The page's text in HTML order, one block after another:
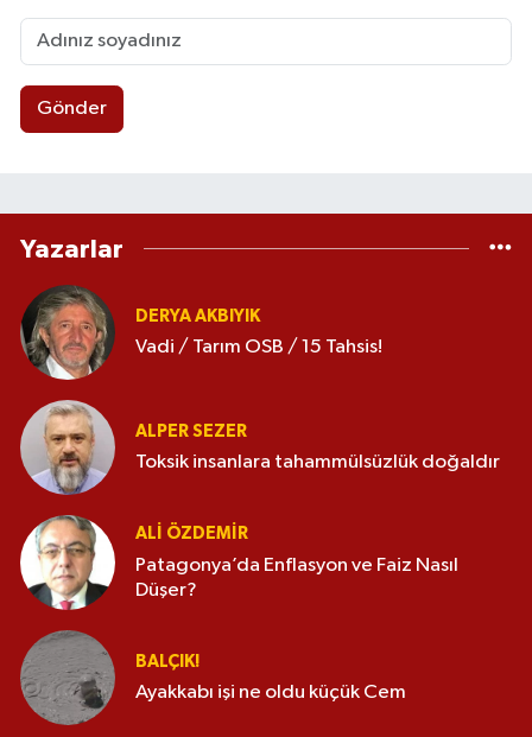
Gönder
Yazarlar
DERYA AKBIYIK
Vadi / Tarım OSB / 15 Tahsis!
ALPER SEZER
Toksik insanlara tahammülsüzlük doğaldır
ALI ÖZDEMIR
Patagonya’da Enflasyon ve Faiz Nasıl
Düşer?
BALÇIK!
Ayakkabı işi ne oldu küçük Cem